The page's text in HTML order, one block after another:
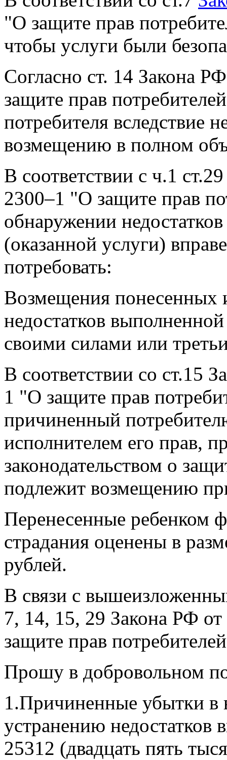
"О защите прав
чтобы услуги были
Согласно ст. 14 Закона
защите прав
потребителя вследствие
возмещению в полном
В соответствии с ч.1
2300–1 "О защите прав
обнаружении
(оказанной услуги)
потребовать:
Возмещения понесенных
недостатков
своими силами или
В соответствии со ст.15
1 "О защите прав
причиненный
исполнителем его прав,
законодательством о
подлежит возмещению
Перенесенные ребенком
страдания оценены в
рублей.
В связи с
7, 14, 15, 29 Закона РФ
защите прав
Прошу в добровольном
1.Причиненные убытки в
устранению недостатков
25312 (двадцать пять